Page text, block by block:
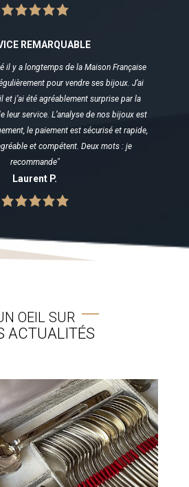
REMARQUABLE
il y a longtemps de la Maison Française
pour vendre ses bijoux. J’ai
et j’ai été agréablement surprise par la
leur service. L’analyse de nos bijoux est
le paiement est sécurisé et rapide,
et compétent. Deux mots : je
recommande"
Laurent P.
OEIL SUR
ACTUALITÉS